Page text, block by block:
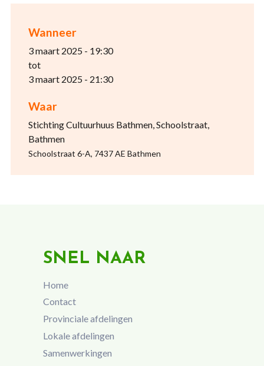
Wanneer
3 maart 2025 - 19:30
tot
3 maart 2025 - 21:30
Waar
Stichting Cultuurhuus Bathmen, Schoolstraat,
Bathmen
Schoolstraat 6-A, 7437 AE Bathmen
SNEL NAAR
Home
Contact
Provinciale afdelingen
Lokale afdelingen
Samenwerkingen